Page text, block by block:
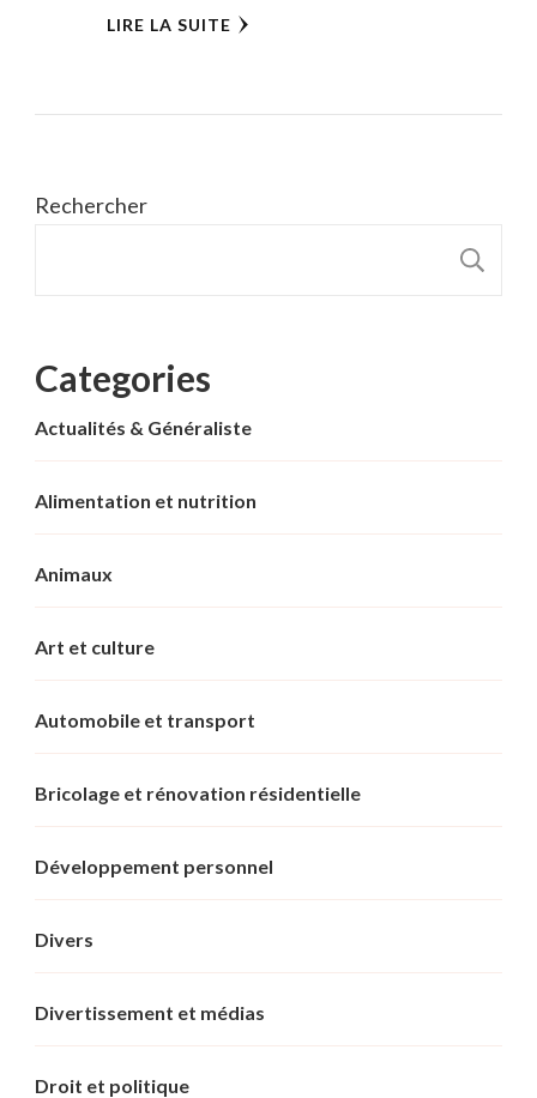
LIRE LA SUITE
Rechercher
Categories
Actualités & Généraliste
Alimentation et nutrition
Animaux
Art et culture
Automobile et transport
Bricolage et rénovation résidentielle
Développement personnel
Divers
Divertissement et médias
Droit et politique